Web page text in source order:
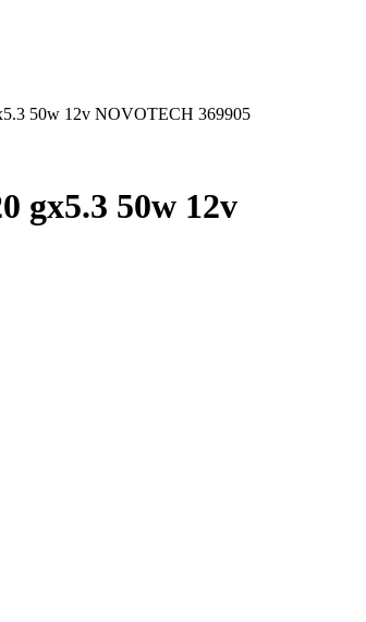
50w 12v NOVOTECH 369905
gx5.3 50w 12v